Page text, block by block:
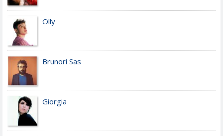
Olly
Brunori Sas
Giorgia